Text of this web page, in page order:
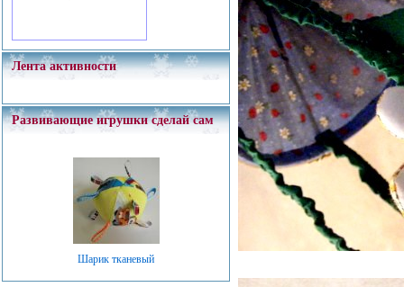
Лента активности
Развивающие игрушки сделай сам
Шарик тканевый